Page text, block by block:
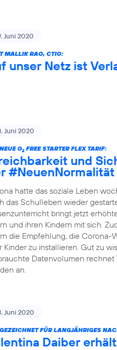
Juni 2020
MALLIK RAO, CTIO:
unser Netz ist
Juni 2020
O2 FREE STARTER FLEX TARIF:
und
#NeuenNormalität
hatte das soziale Leben
das Schulleben wieder
bringt jetzt
und ihren Kindern mit sich.
die Empfehlung, die Corona-
Kinder zu installieren. Gut zu
Datenvolumen
an.
Juni 2020
FÜR LANGJÄHRIGES
Daiber